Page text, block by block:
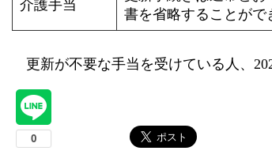
介護手当
書を省略することがで
更新が不要な手当を受けている人、